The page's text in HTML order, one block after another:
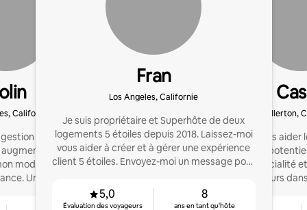
Californie
de location
vos revenus
modèle de co-
Une façon basée
Fran
Los Angeles, Californie
Je suis propriétaire et Superhôte de deux
logements 5 étoiles depuis 2018. Laissez-moi
vous aider à créer et à gérer une expérience
client 5 étoiles. Envoyez-moi un message pour
5,0
Évaluation des voyageurs
8
ans en tant qu'hôte
Fullerton,
Nous aimons aider
maximiser leur
sont notre spécialité
toujours